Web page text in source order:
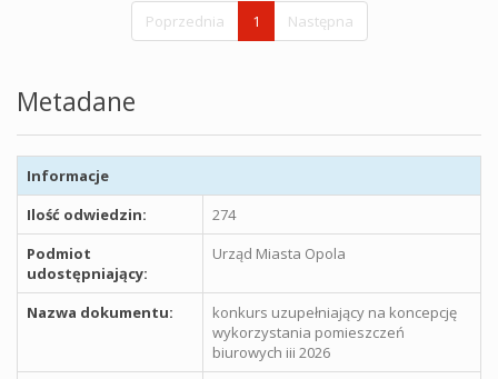
Poprzednia
1 Następna
Metadane
Informacje
Ilość odwiedzin:
274
Podmiot
udostępniający:
Urząd Miasta Opola
Nazwa dokumentu:
konkurs uzupełniający na koncepcję
wykorzystania pomieszczeń
biurowych iii 2026